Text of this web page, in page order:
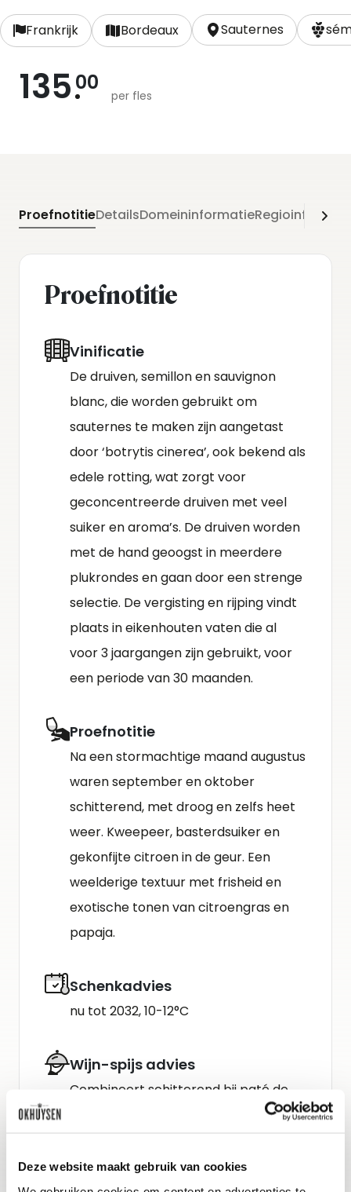
Deze website maakt gebruik van cookies
worden met de hand geoogst in meerdere
plukrondes en gaan door een strenge selectie. De
vergisting en rijping vindt plaats in eikenhouten
vaten die al voor 3 jaargangen zijn gebruikt, voor
Frankrijk Bordeaux Sauternes
135 00
per fles
ProefnotitieDetailsDomeininformatie
Proefnotitie
Vinificatie
De druiven, semillon en sauvignon
blanc, die worden gebruikt om
sauternes te maken zijn aangetast
door ‘botrytis cinerea’, ook bekend als
edele rotting, wat zorgt voor
geconcentreerde druiven met veel
suiker en aroma’s. De druiven worden
met de hand geoogst in meerdere
plukrondes en gaan door een strenge
selectie. De vergisting en rijping vindt
plaats in eikenhouten vaten die al
voor 3 jaargangen zijn gebruikt, voor
een periode van 30 maanden.
Proefnotitie
Na een stormachtige maand augustus
waren september en oktober
schitterend, met droog en zelfs heet
weer. Kweepeer, basterdsuiker en
gekonfijte citroen in de geur. Een
weelderige textuur met frisheid en
exotische tonen van citroengras en
papaja.
Schenkadvies
nu tot 2032, 10-12°C
Wijn-spijs advies
Combineert schitterend bij paté de
verrassend goed bij bereidingen van